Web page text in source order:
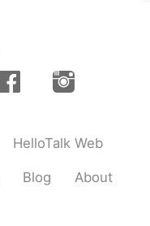
HelloTalk Web
Blog About